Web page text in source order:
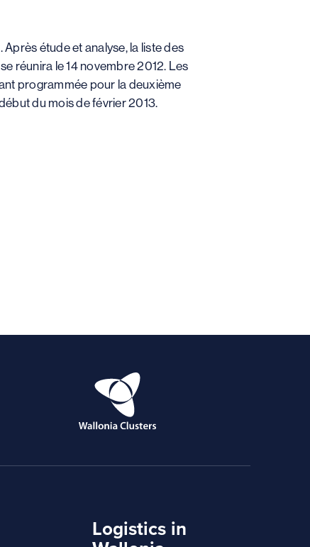
étude et analyse, la liste des
réunira le 14 novembre 2012. Les
programmée pour la deuxième
du mois de février 2013.
Logistics in